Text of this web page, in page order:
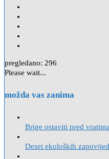
pregledano: 296
Please wait...
možda vas zanima
Brige ostaviti pred
Deset ekoloških